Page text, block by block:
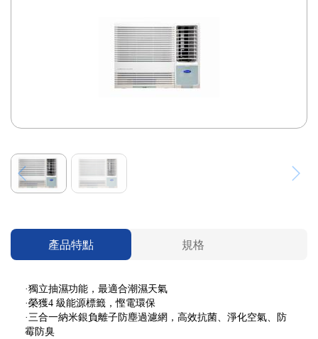
產品特點 規格
·獨立抽濕功能，最適合潮濕天氣
·榮獲4 級能源標籤，慳電環保
·三合一納米銀負離子防塵過濾網，高效抗菌、淨化空氣、防
霉防臭